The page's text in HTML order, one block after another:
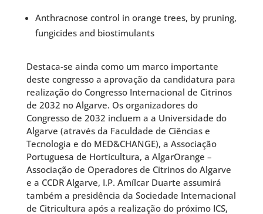
Anthracnose control in orange trees, by pruning,
fungicides and biostimulants
Destaca-se ainda como um marco importante
deste congresso a aprovação da candidatura para
realização do Congresso Internacional de Citrinos
de 2032 no Algarve. Os organizadores do
Congresso de 2032 incluem a a Universidade do
Algarve (através da Faculdade de Ciências e
Tecnologia e do MED&CHANGE), a Associação
Portuguesa de Horticultura, a AlgarOrange –
Associação de Operadores de Citrinos do Algarve
e a CCDR Algarve, I.P. Amílcar Duarte assumirá
também a presidência da Sociedade Internacional
de Citricultura após a realização do próximo ICS,